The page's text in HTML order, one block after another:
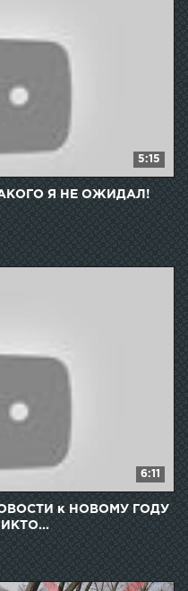
5:15
Я НЕ ОЖИДАЛ!
6:11
к НОВОМУ ГОДУ